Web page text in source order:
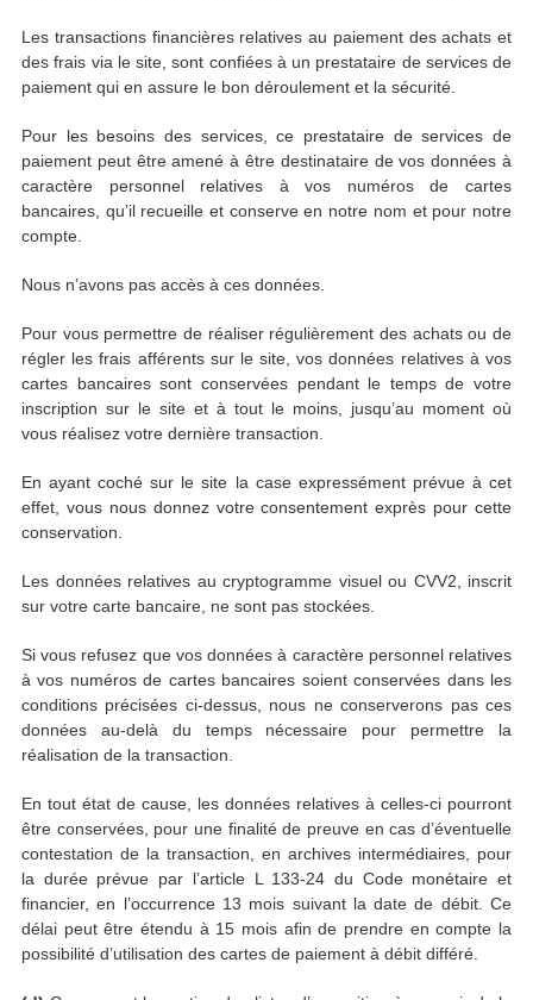
Les transactions financières relatives au paiement des achats et
des frais via le site, sont confiées à un prestataire de services de
paiement qui en assure le bon déroulement et la sécurité.
Pour les besoins des services, ce prestataire de services de
paiement peut être amené à être destinataire de vos données à
caractère personnel relatives à vos numéros de cartes
bancaires, qu’il recueille et conserve en notre nom et pour notre
compte.
Nous n’avons pas accès à ces données.
Pour vous permettre de réaliser régulièrement des achats ou de
régler les frais afférents sur le site, vos données relatives à vos
cartes bancaires sont conservées pendant le temps de votre
inscription sur le site et à tout le moins, jusqu’au moment où
vous réalisez votre dernière transaction.
En ayant coché sur le site la case expressément prévue à cet
effet, vous nous donnez votre consentement exprès pour cette
conservation.
Les données relatives au cryptogramme visuel ou CVV2, inscrit
sur votre carte bancaire, ne sont pas stockées.
Si vous refusez que vos données à caractère personnel relatives
à vos numéros de cartes bancaires soient conservées dans les
conditions précisées ci-dessus, nous ne conserverons pas ces
données au-delà du temps nécessaire pour permettre la
réalisation de la transaction.
En tout état de cause, les données relatives à celles-ci pourront
être conservées, pour une finalité de preuve en cas d’éventuelle
contestation de la transaction, en archives intermédiaires, pour
la durée prévue par l’article L 133-24 du Code monétaire et
financier, en l’occurrence 13 mois suivant la date de débit. Ce
délai peut être étendu à 15 mois afin de prendre en compte la
possibilité d’utilisation des cartes de paiement à débit différé.